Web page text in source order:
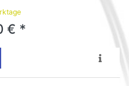
€ *